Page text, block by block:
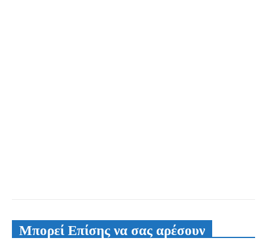
Μπορεί Επίσης να σας αρέσουν